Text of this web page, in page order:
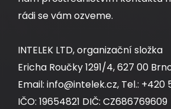
rádi se vám ozveme.
INTELEK LTD, organizační složka
Ericha Roučky 1291/4, 627 00
Email: info@intelek.cz, Tel.: +420
IČO: 19654821 DIČ: CZ686769609